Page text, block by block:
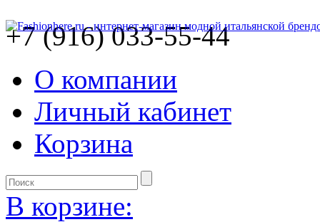
+7 (916) 033-55-44
О компании
Личный кабинет
Корзина
В корзине: